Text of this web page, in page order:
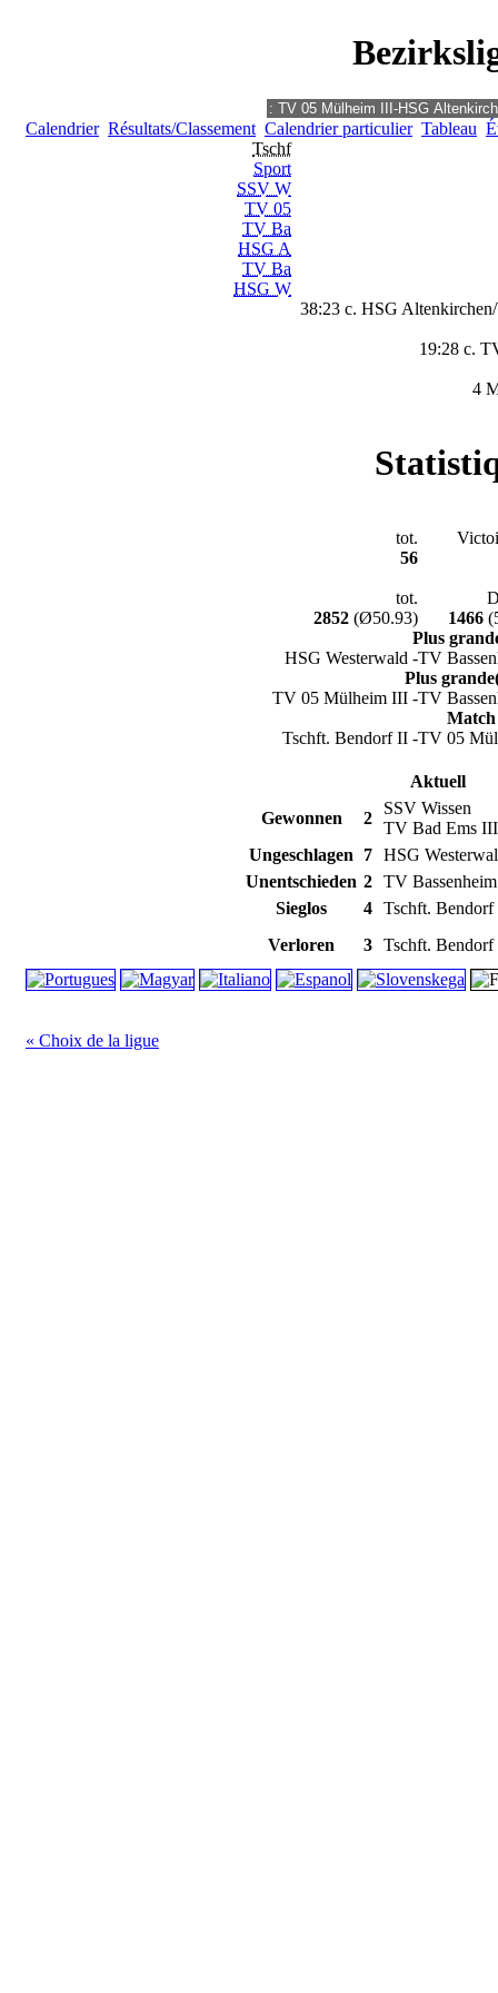
Calendrier Résultats/Classement Calendrier particulier Tableau
Tschf
Sport
SSV W
TV 05
TV Ba
HSG A
TV Ba
HSG W
38:23 c. HSG
19:28 c.
4
tot.
56
tot.
2852 (Ø50.93) 1466
Plus
HSG Westerwald -TV
Plus
TV 05 Mülheim III -TV
Match
Tschft. Bendorf II -TV 05
Aktuell
Gewonnen
2
SSV Wissen
TV Bad Ems III
Ungeschlagen
7 HSG
Unentschieden 2 TV
Sieglos
4 Tschft.
Verloren
3 Tschft.
« Choix de la ligue